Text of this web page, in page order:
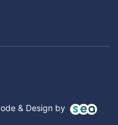
& Design by